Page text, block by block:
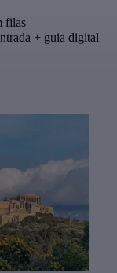
filas
+ guia digital